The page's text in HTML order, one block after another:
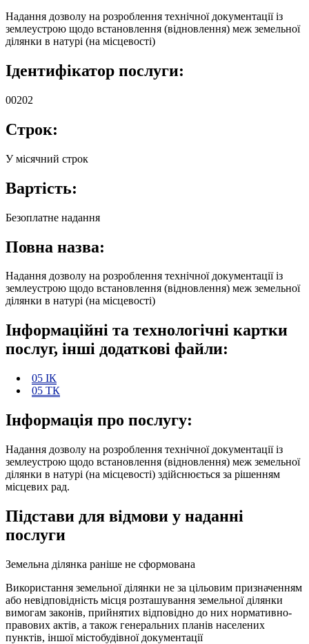
Надання дозволу на розроблення технічної документації із
землеустрою щодо встановлення (відновлення) меж земельної
ділянки в натурі (на місцевості)
Ідентифікатор послуги:
00202
Строк:
У місячний строк
Вартість:
Безоплатне надання
Повна назва:
Надання дозволу на розроблення технічної документації із
землеустрою щодо встановлення (відновлення) меж земельної
ділянки в натурі (на місцевості)
Інформаційні та технологічні картки
послуг, інші додаткові файли:
05 ІК
05 ТК
Інформація про послугу:
Надання дозволу на розроблення технічної документації із
землеустрою щодо встановлення (відновлення) меж земельної
ділянки в натурі (на місцевості) здійснюється за рішенням
місцевих рад.
Підстави для відмови у наданні
послуги
Земельна ділянка раніше не сформована
Використання земельної ділянки не за цільовим призначенням
або невідповідність місця розташування земельної ділянки
вимогам законів, прийнятих відповідно до них нормативно-
правових актів, а також генеральних планів населених
пунктів, іншої містобудівної документації